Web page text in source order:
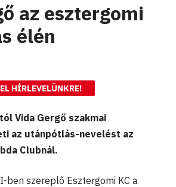
az esztergomi
élén
HÍRLEVELÜNKRE!
Vida Gergő szakmai
az utánpótlás-nevelést az
Clubnál.
ben szereplő Esztergomi KC a